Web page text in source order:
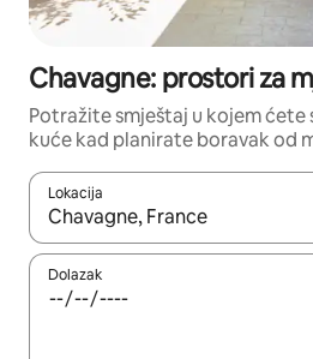
Chavagne: prostori za
Potražite smještaj u kojem ćete
kuće kad planirate boravak od
Lokacija
Kada budu dostupni rezultati,
Dolazak